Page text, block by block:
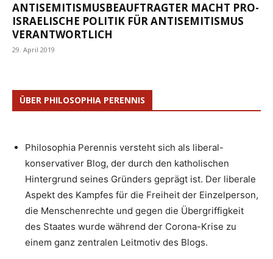
ANTISEMITISMUSBEAUFTRAGTER MACHT PRO-
ISRAELISCHE POLITIK FÜR ANTISEMITISMUS
VERANTWORTLICH
29. April 2019
ÜBER PHILOSOPHIA PERENNIS
Philosophia Perennis versteht sich als liberal-
konservativer Blog, der durch den katholischen
Hintergrund seines Gründers geprägt ist. Der liberale
Aspekt des Kampfes für die Freiheit der Einzelperson,
die Menschenrechte und gegen die Übergriffigkeit
des Staates wurde während der Corona-Krise zu
einem ganz zentralen Leitmotiv des Blogs.